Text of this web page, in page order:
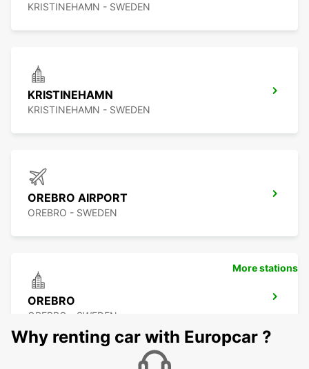
KRISTINEHAMN - SWEDEN
KRISTINEHAMN
KRISTINEHAMN - SWEDEN
OREBRO AIRPORT
OREBRO - SWEDEN
OREBRO
OREBRO - SWEDEN
More stations
Why renting car with Europcar ?